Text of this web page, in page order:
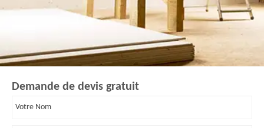
Demande de devis gratuit